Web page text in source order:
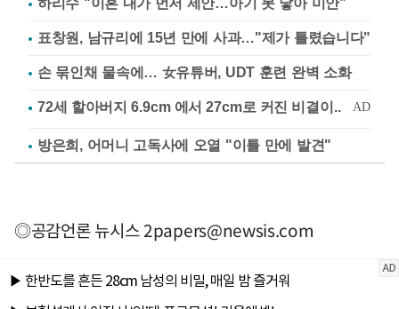
표창원, 남규리에 15년 만에 사과…"제가 틀렸습니다"
손 묶인채 물속에… 女유튜버, UDT 훈련 완벽 소화
방은희, 어머니 고독사에 오열 "이틀 만에 발견"
◎공감언론 뉴시스2papers@newsis.com